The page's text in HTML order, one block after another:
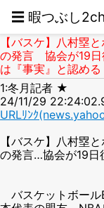
☰ 暇つぶし2ch
【バスケ】八村塁
の発言 協会が19
は『事実』と認め
1:冬月記者 ★
24/11/29
URLﾘﾝｸ
【バスケ】八村塁
の発言…協会が19日
バスケットボール